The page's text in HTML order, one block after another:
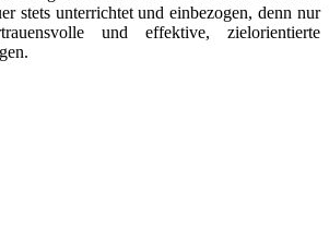
stets unterrichtet und einbezogen, denn nur
und effektive, zielorientierte